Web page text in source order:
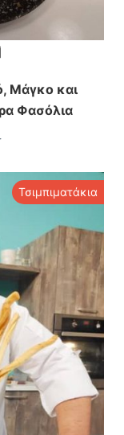
Μάγκο και
Φασόλια
Τσιμπιματάκια